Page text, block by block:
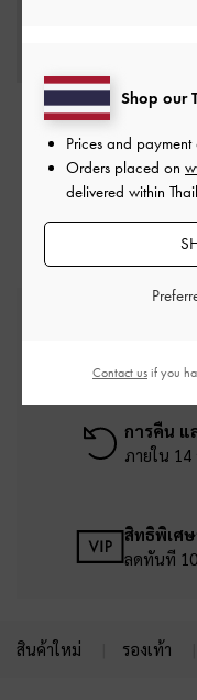
ชาร์มพวงองุ่น-สีมัลติ
฿1,290.00
การคืน แ
ภายใน
สิทธิพิเศ
ลดทันที
สินค้าใหม่ รองเท้า
Shop our
Prices and
Orders placed on
delivered within
Contact us if you